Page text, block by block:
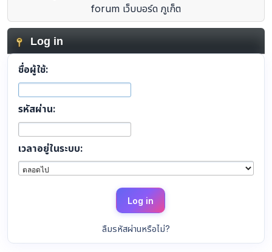
forum เว็บบอร์ด ภูเก็ต
Log in
ชื่อผู้ใช้:
รหัสผ่าน:
เวลาอยู่ในระบบ:
ลืมรหัสผ่านหรือไม่?